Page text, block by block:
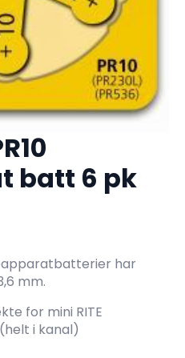
batt 6 pk
har
mm.
for mini RITE
i kanal)